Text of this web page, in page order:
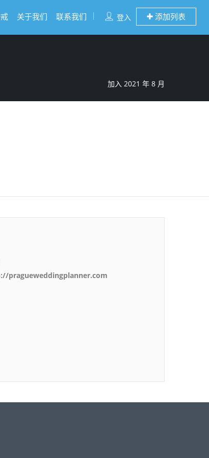
登入 添加列表
关于我们 联系我们
加入 2021 年 8 月
pragueweddingplanner.com